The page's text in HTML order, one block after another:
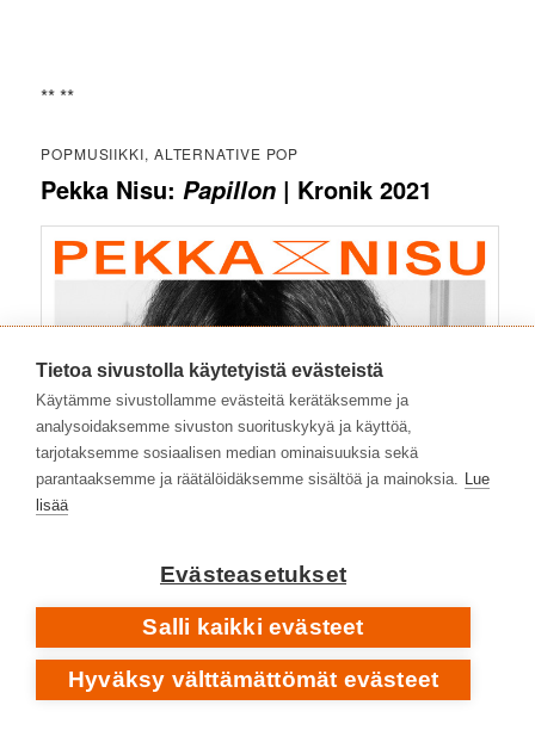
** **
POPMUSIIKKI, ALTERNATIVE POP
Pekka Nisu:Papillon | Kronik 2021
Tietoa sivustolla käytetyistä evästeistä
Käytämme sivustollamme evästeitä kerätäksemme ja
analysoidaksemme sivuston suorituskykyä ja käyttöä,
tarjotaksemme sosiaalisen median ominaisuuksia sekä
parantaaksemme ja räätälöidäksemme sisältöä ja mainoksia. Lue
lisää
Evästeasetukset
Salli kaikki evästeet
Hyväksy välttämättömät evästeet